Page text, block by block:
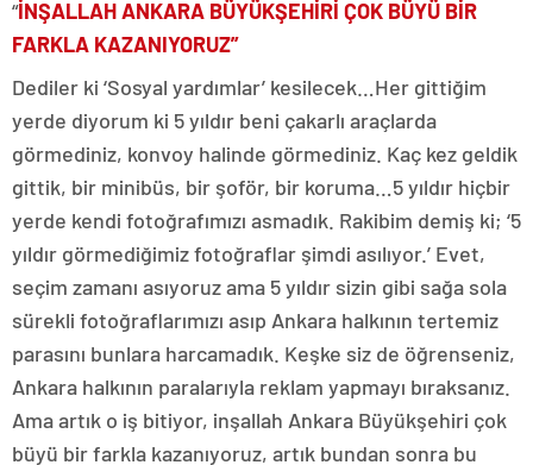
“İNŞALLAH ANKARA BÜYÜKŞEHİRİ ÇOK BÜYÜ BİR
FARKLA KAZANIYORUZ”
Dediler ki ‘Sosyal yardımlar’ kesilecek…Her gittiğim
yerde diyorum ki 5 yıldır beni çakarlı araçlarda
görmediniz, konvoy halinde görmediniz. Kaç kez geldik
gittik, bir minibüs, bir şoför, bir koruma…5 yıldır hiçbir
yerde kendi fotoğrafımızı asmadık. Rakibim demiş ki; ‘5
yıldır görmediğimiz fotoğraflar şimdi asılıyor.’ Evet,
seçim zamanı asıyoruz ama 5 yıldır sizin gibi sağa sola
sürekli fotoğraflarımızı asıp Ankara halkının tertemiz
parasını bunlara harcamadık. Keşke siz de öğrenseniz,
Ankara halkının paralarıyla reklam yapmayı bıraksanız.
Ama artık o iş bitiyor, inşallah Ankara Büyükşehiri çok
büyü bir farkla kazanıyoruz, artık bundan sonra bu